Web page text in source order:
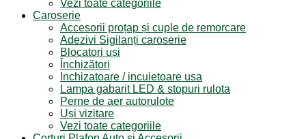
Vezi toate categoriile
Caroserie
Accesorii proțap și cuple de remorcare
Adezivi Sigilanți caroserie
Blocatori uși
Închizători
Inchizatoare / incuietoare usa
Lampa gabarit LED & stopuri rulota
Perne de aer autorulote
Uși vizitare
Vezi toate categoriile